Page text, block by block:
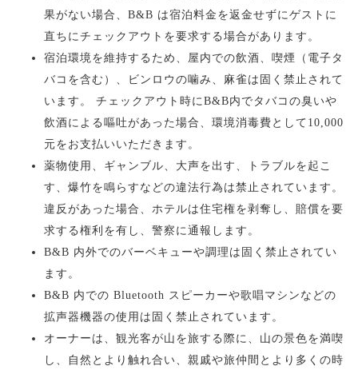
果がない場合、B&B は宿泊料金を返金せずにゲストに
直ちにチェックアウトを要求する場合があります。
宿泊環境を維持するため、屋内での飲酒、喫煙（電子タ
バコを含む）、ビンロウの噛み、麻雀は固く禁止されて
います。 チェックアウト時にB&B内でタバコの臭いや
飲酒による嘔吐があった場合、環境消毒費として10,000
元をお支払いいただきます。
薬物使用、ギャンブル、大声を出す、トラブルを起こ
す、爆竹を鳴らすなどの違法行為は禁止されています。
違反があった場合、ホテルは住宅権を剥奪し、賠償を要
求する権利を有し、警察に通報します。
B&B 内外でのバーベキューや調理は固く禁止されてい
ます。
B&B 内での Bluetooth スピーカーや歌唱マシンなどの
拡声器機器の使用は固く禁止されています。
オーナーは、観光客が山を旅する際に、山の景色を満喫
し、自然とより触れ合い、親戚や旅仲間とより多くの時